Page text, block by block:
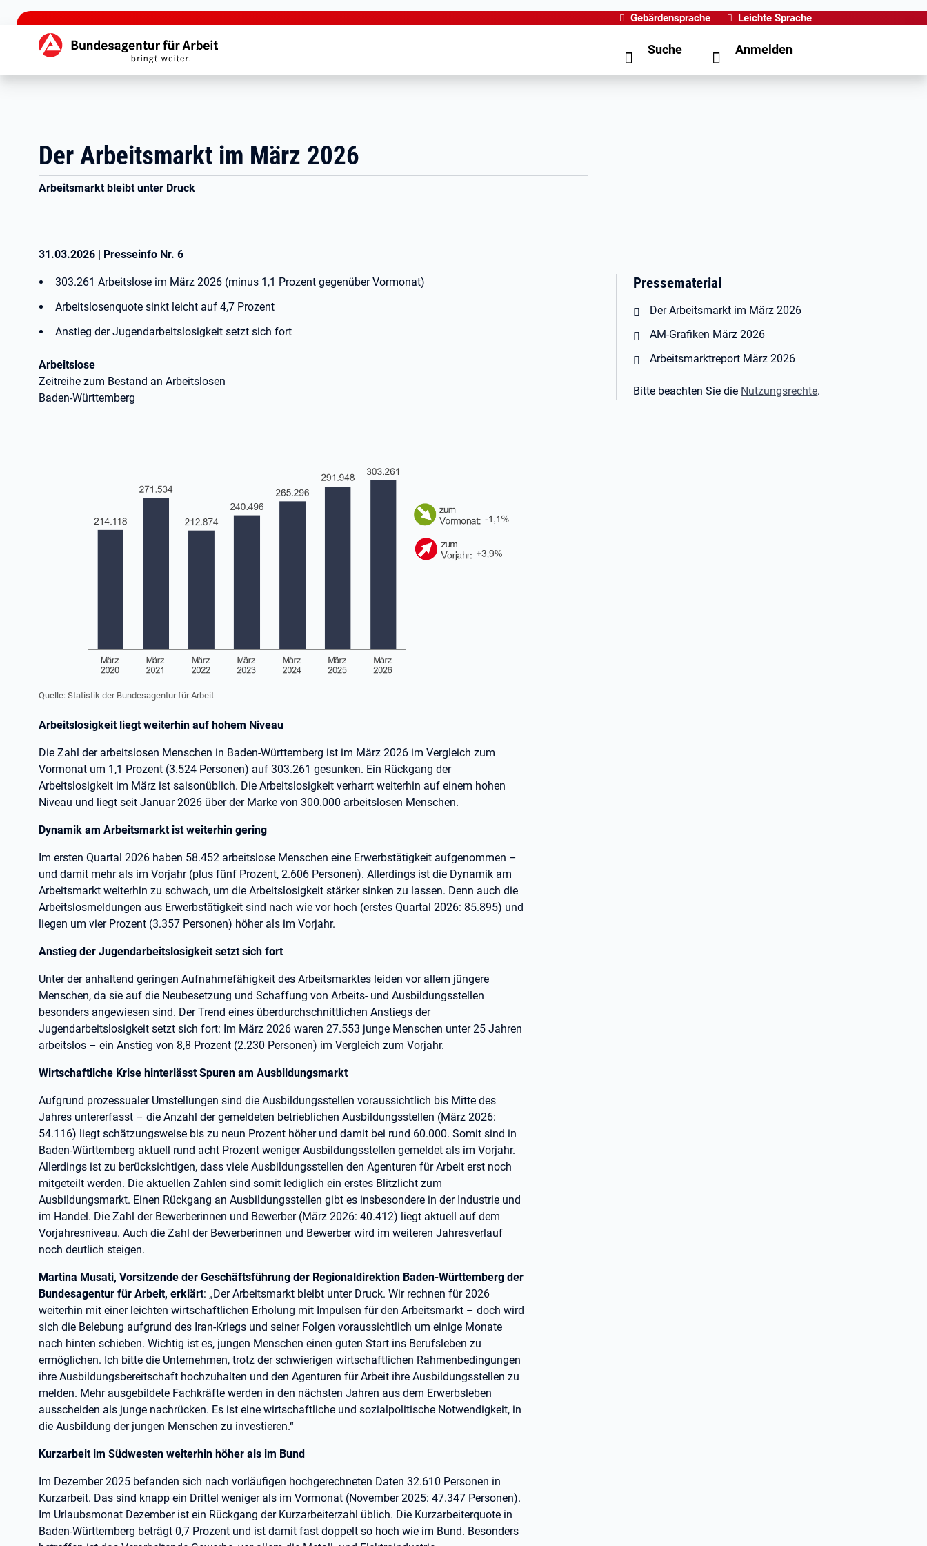
zu den Hauptinhalten springen
Gebärdensprache Leichte Sprache
Hauptnavigation Suche Anmelden
Der Arbeitsmarkt im März 2026
Arbeitsmarkt bleibt unter Druck
31.03.2026 | Presseinfo Nr. 6
303.261 Arbeitslose im März 2026 (minus 1,1 Prozent gegenüber Vormonat)
Arbeitslosenquote sinkt leicht auf 4,7 Prozent
Anstieg der Jugendarbeitslosigkeit setzt sich fort
Arbeitslose
Zeitreihe zum Bestand an Arbeitslosen
Baden-Württemberg
Quelle: Statistik der Bundesagentur für Arbeit
Arbeitslosigkeit liegt weiterhin auf hohem Niveau
Die Zahl der arbeitslosen Menschen in Baden-Württemberg ist im März 2026 im Vergleich zum
Vormonat um 1,1 Prozent (3.524 Personen) auf 303.261 gesunken. Ein Rückgang der
Arbeitslosigkeit im März ist saisonüblich. Die Arbeitslosigkeit verharrt weiterhin auf einem hohen
Niveau und liegt seit Januar 2026 über der Marke von 300.000 arbeitslosen Menschen.
Dynamik am Arbeitsmarkt ist weiterhin gering
Im ersten Quartal 2026 haben 58.452 arbeitslose Menschen eine Erwerbstätigkeit aufgenommen –
und damit mehr als im Vorjahr (plus fünf Prozent, 2.606 Personen). Allerdings ist die Dynamik am
Arbeitsmarkt weiterhin zu schwach, um die Arbeitslosigkeit stärker sinken zu lassen. Denn auch die
Arbeitslosmeldungen aus Erwerbstätigkeit sind nach wie vor hoch (erstes Quartal 2026: 85.895) und
liegen um vier Prozent (3.357 Personen) höher als im Vorjahr.
Anstieg der Jugendarbeitslosigkeit setzt sich fort
Unter der anhaltend geringen Aufnahmefähigkeit des Arbeitsmarktes leiden vor allem jüngere
Menschen, da sie auf die Neubesetzung und Schaffung von Arbeits- und Ausbildungsstellen
besonders angewiesen sind. Der Trend eines überdurchschnittlichen Anstiegs der
Jugendarbeitslosigkeit setzt sich fort: Im März 2026 waren 27.553 junge Menschen unter 25 Jahren
arbeitslos – ein Anstieg von 8,8 Prozent (2.230 Personen) im Vergleich zum Vorjahr.
Wirtschaftliche Krise hinterlässt Spuren am Ausbildungsmarkt
Aufgrund prozessualer Umstellungen sind die Ausbildungsstellen voraussichtlich bis Mitte des
Jahres untererfasst – die Anzahl der gemeldeten betrieblichen Ausbildungsstellen (März 2026:
54.116) liegt schätzungsweise bis zu neun Prozent höher und damit bei rund 60.000. Somit sind in
Baden-Württemberg aktuell rund acht Prozent weniger Ausbildungsstellen gemeldet als im Vorjahr.
Allerdings ist zu berücksichtigen, dass viele Ausbildungsstellen den Agenturen für Arbeit erst noch
mitgeteilt werden. Die aktuellen Zahlen sind somit lediglich ein erstes Blitzlicht zum
Ausbildungsmarkt. Einen Rückgang an Ausbildungsstellen gibt es insbesondere in der Industrie und
im Handel. Die Zahl der Bewerberinnen und Bewerber (März 2026: 40.412) liegt aktuell auf dem
Vorjahresniveau. Auch die Zahl der Bewerberinnen und Bewerber wird im weiteren Jahresverlauf
noch deutlich steigen.
Martina Musati, Vorsitzende der Geschäftsführung der Regionaldirektion Baden-Württemberg der
Bundesagentur für Arbeit, erklärt: „Der Arbeitsmarkt bleibt unter Druck. Wir rechnen für 2026
weiterhin mit einer leichten wirtschaftlichen Erholung mit Impulsen für den Arbeitsmarkt – doch wird
sich die Belebung aufgrund des Iran-Kriegs und seiner Folgen voraussichtlich um einige Monate
nach hinten schieben. Wichtig ist es, jungen Menschen einen guten Start ins Berufsleben zu
ermöglichen. Ich bitte die Unternehmen, trotz der schwierigen wirtschaftlichen Rahmenbedingungen
ihre Ausbildungsbereitschaft hochzuhalten und den Agenturen für Arbeit ihre Ausbildungsstellen zu
melden. Mehr ausgebildete Fachkräfte werden in den nächsten Jahren aus dem Erwerbsleben
ausscheiden als junge nachrücken. Es ist eine wirtschaftliche und sozialpolitische Notwendigkeit, in
die Ausbildung der jungen Menschen zu investieren.“
Kurzarbeit im Südwesten weiterhin höher als im Bund
Im Dezember 2025 befanden sich nach vorläufigen hochgerechneten Daten 32.610 Personen in
Kurzarbeit. Das sind knapp ein Drittel weniger als im Vormonat (November 2025: 47.347 Personen).
Im Urlaubsmonat Dezember ist ein Rückgang der Kurzarbeiterzahl üblich. Die Kurzarbeiterquote in
Baden-Württemberg beträgt 0,7 Prozent und ist damit fast doppelt so hoch wie im Bund. Besonders
Pressematerial
Öffnet in neuem Tab
Der Arbeitsmarkt im März 2026
Öffnet in neuem Tab
AM-Grafiken März 2026
Öffnet in neuem Tab
Arbeitsmarktreport März 2026
Bitte beachten Sie die Nutzungsrechte.